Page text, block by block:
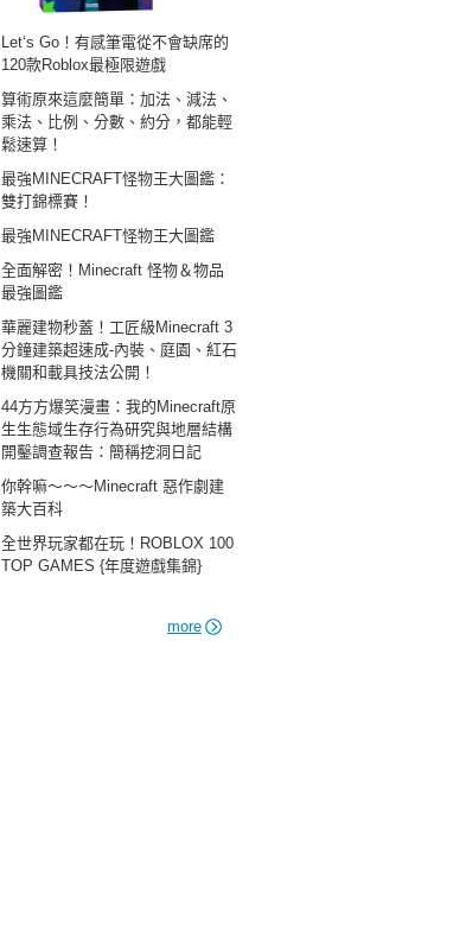
Let‘s Go！有感筆電從不會缺席的
120款Roblox最極限遊戲
算術原來這麼簡單：加法、減法、
乘法、比例、分數、約分，都能輕
鬆速算！
最強MINECRAFT怪物王大圖鑑：
雙打錦標賽！
最強MINECRAFT怪物王大圖鑑
全面解密！Minecraft 怪物＆物品
最強圖鑑
華麗建物秒蓋！工匠級Minecraft 3
分鐘建築超速成-內裝、庭園、紅石
機關和載具技法公開！
44方方爆笑漫畫：我的Minecraft原
生生態域生存行為研究與地層結構
開鑿調查報告：簡稱挖洞日記
你幹嘛～～～Minecraft 惡作劇建
築大百科
全世界玩家都在玩！ROBLOX 100
TOP GAMES {年度遊戲集錦}
more